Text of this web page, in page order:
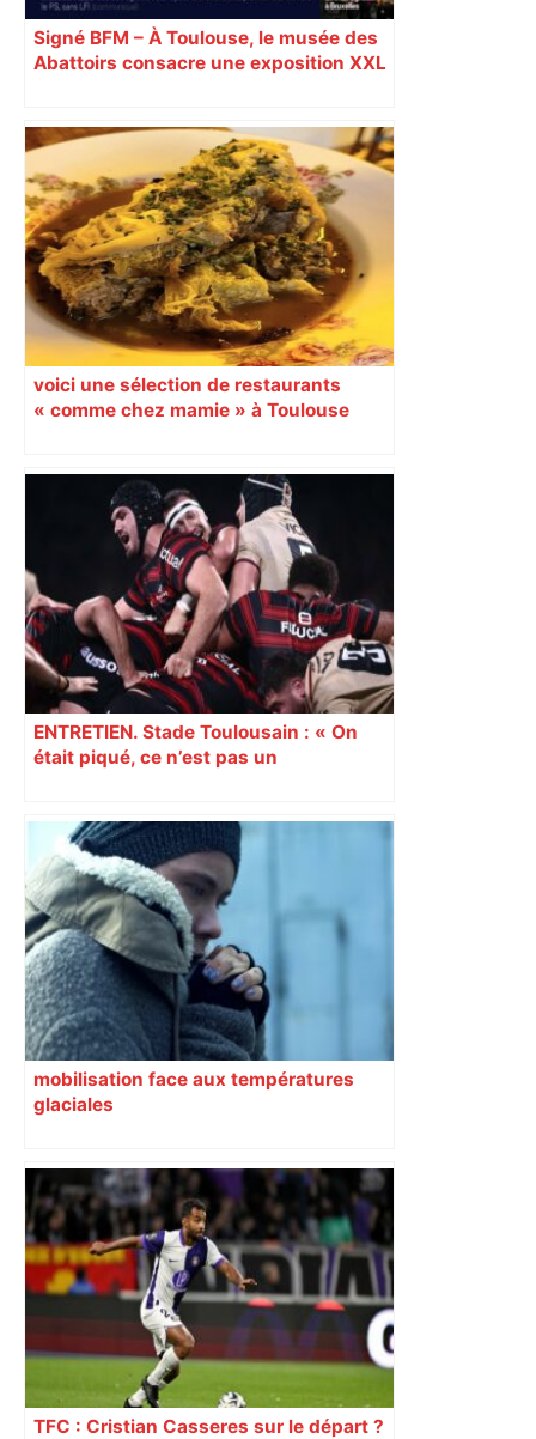
Signé BFM – À Toulouse, le musée des
Abattoirs consacre une exposition XXL
voici une sélection de restaurants
« comme chez mamie » à Toulouse
ENTRETIEN. Stade Toulousain : « On
était piqué, ce n’est pas un
mobilisation face aux températures
glaciales
TFC : Cristian Casseres sur le départ ?